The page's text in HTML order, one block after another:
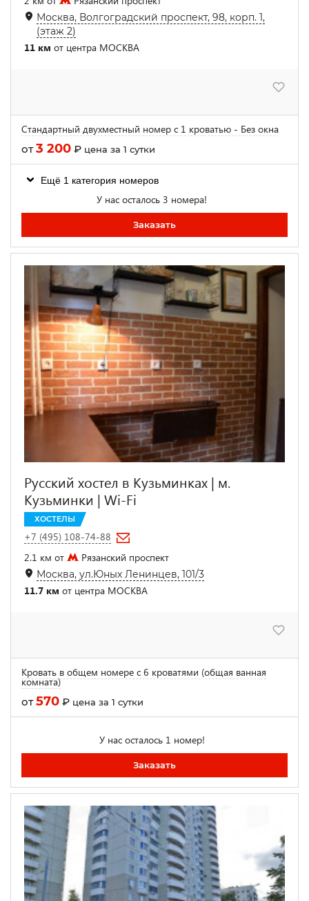
Москва, Волгоградский проспект, 98, корп. 1,
(этаж 2)
11 км от центра МОСКВА
Стандартный двухместный номер с 1 кроватью - Без окна
от3 200 ₽ цена за 1 сутки
Ещё 1 категория номеров
У нас осталось 3 номера!
Заказать
Русский хостел в Кузьминках | м.
Кузьминки | Wi-Fi
ХОСТЕЛЫ
+7 (495) 108-74-88
2.1 км от
Рязанский проспект
Москва, ул.Юных Ленинцев, 101/3
11.7 км от центра МОСКВА
Кровать в общем номере с 6 кроватями (общая ванная
комната)
от570 ₽ цена за 1 сутки
У нас осталось 1 номер!
Заказать